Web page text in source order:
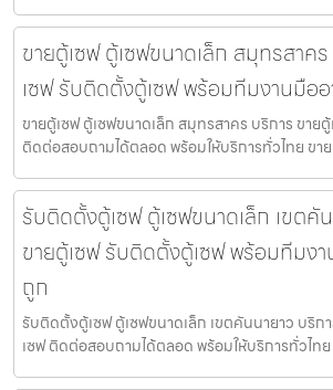
ขายตู้เซฟ ตู้เซฟขนาดเล็ก สมุทรสาค
เซฟ รับติดตั้งตู้เซฟ พร้อมทีมงานมือ
ขายตู้เซฟ ตู้เซฟขนาดเล็ก สมุทรสาคร บริการ ขาย
ติดต่อสอบถามได้ตลอด พร้อมให้บริการทั่วไทย ขา
รับติดตั้งตู้เซฟ ตู้เซฟขนาดเล็ก เขตคั
ขายตู้เซฟ รับติดตั้งตู้เซฟ พร้อมทีมง
ถูก
รับติดตั้งตู้เซฟ ตู้เซฟขนาดเล็ก เขตคันนายาว บริก
เซฟ ติดต่อสอบถามได้ตลอด พร้อมให้บริการทั่วไทย